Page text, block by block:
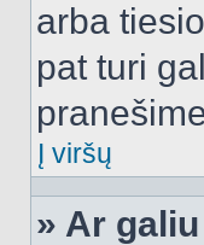
arba
pat turi
Į viršų
» Ar